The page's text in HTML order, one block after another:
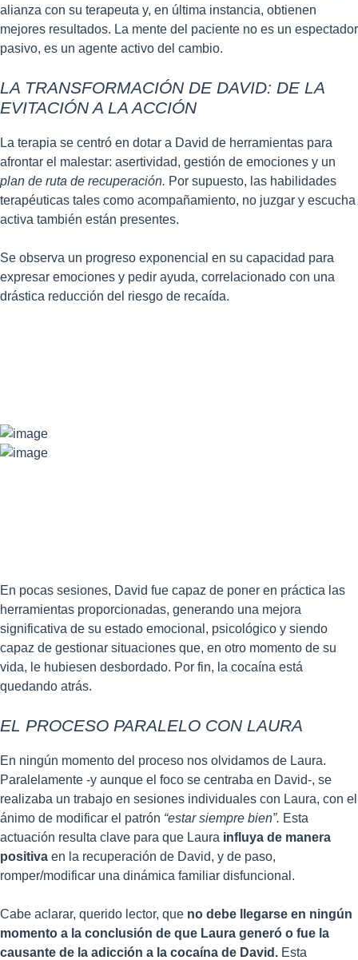
alianza con su terapeuta y, en última instancia, obtienen
mejores resultados. La mente del paciente no es un espectador
pasivo, es un agente activo del cambio.
LA TRANSFORMACIÓN DE DAVID: DE LA
EVITACIÓN A LA ACCIÓN
La terapia se centró en dotar a David de herramientas para
afrontar el malestar: asertividad, gestión de emociones y un
plan de ruta de recuperación. Por supuesto, las habilidades
terapéuticas tales como acompañamiento, no juzgar y escucha
activa también están presentes.
Se observa un progreso exponencial en su capacidad para
expresar emociones y pedir ayuda, correlacionado con una
drástica reducción del riesgo de recaída.
En pocas sesiones, David fue capaz de poner en práctica las
herramientas proporcionadas, generando una mejora
significativa de su estado emocional, psicológico y siendo
capaz de gestionar situaciones que, en otro momento de su
vida, le hubiesen desbordado. Por fin, la cocaína está
quedando atrás.
EL PROCESO PARALELO CON LAURA
En ningún momento del proceso nos olvidamos de Laura.
Paralelamente -y aunque el foco se centraba en David-, se
realizaba un trabajo en sesiones individuales con Laura, con el
ánimo de modificar el patrón “estar siempre bien”. Esta
actuación resulta clave para que Laura influya de manera
positiva en la recuperación de David, y de paso,
romper/modificar una dinámica familiar disfuncional.
Cabe aclarar, querido lector, que no debe llegarse en ningún
momento a la conclusión de que Laura generó o fue la
causante de la adicción a la cocaína de David. Esta